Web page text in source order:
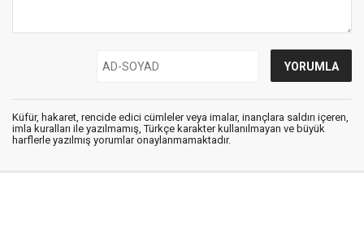
Küfür, hakaret, rencide edici cümleler veya imalar, inançlara saldırı içeren,
imla kuralları ile yazılmamış, Türkçe karakter kullanılmayan ve büyük
harflerle yazılmış yorumlar onaylanmamaktadır.